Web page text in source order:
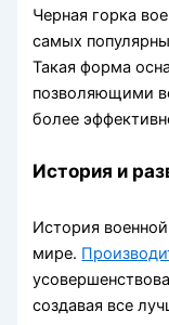
Черная горка
самых
Такая форма
позволяющими
более
История и
История
мире.
создавая все